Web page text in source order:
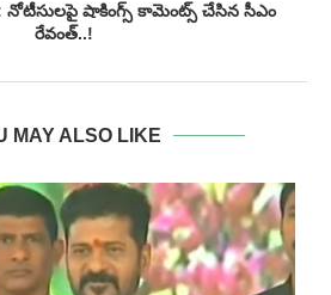
: నోటీసులపై షాకింగ్స్ కామెంట్స్ చేసిన సీఎం
రేవంత్..!
MAY ALSO LIKE